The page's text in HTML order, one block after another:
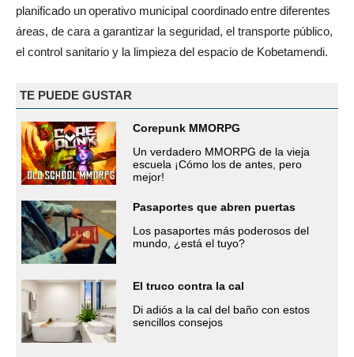
planificado un operativo municipal coordinado entre diferentes
áreas, de cara a garantizar la seguridad, el transporte público,
el control sanitario y la limpieza del espacio de Kobetamendi.
TE PUEDE GUSTAR
Corepunk MMORPG
Un verdadero MMORPG de la vieja
escuela ¡Cómo los de antes, pero
mejor!
Pasaportes que abren puertas
Los pasaportes más poderosos del
mundo, ¿está el tuyo?
El truco contra la cal
Di adiós a la cal del baño con estos
sencillos consejos